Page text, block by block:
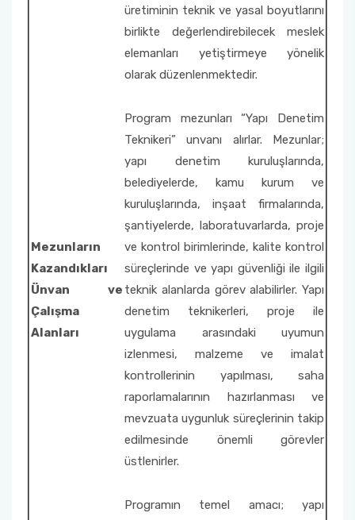
üretiminin teknik ve yasal boyutlarını
birlikte değerlendirebilecek meslek
elemanları yetiştirmeye yönelik
olarak düzenlenmektedir.
Mezunların
Kazandıkları
Ünvan ve
Çalışma
Alanları
Program mezunları “Yapı Denetim
Teknikeri” unvanı alırlar. Mezunlar;
yapı denetim kuruluşlarında,
belediyelerde, kamu kurum ve
kuruluşlarında, inşaat firmalarında,
şantiyelerde, laboratuvarlarda, proje
ve kontrol birimlerinde, kalite kontrol
süreçlerinde ve yapı güvenliği ile ilgili
teknik alanlarda görev alabilirler. Yapı
denetim teknikerleri, proje ile
uygulama arasındaki uyumun
izlenmesi, malzeme ve imalat
kontrollerinin yapılması, saha
raporlamalarının hazırlanması ve
mevzuata uygunluk süreçlerinin takip
edilmesinde önemli görevler
üstlenirler.
Programın temel amacı; yapı